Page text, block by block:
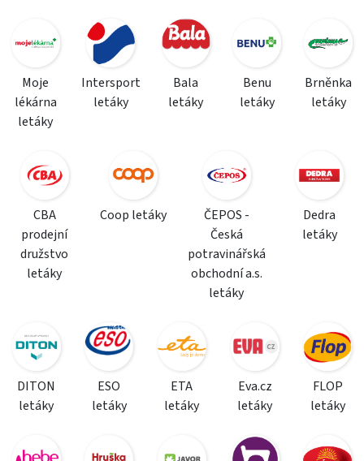
Moje
lékárna
letáky
Intersport
letáky
Bala
letáky
Benu
letáky
Brněnka
letáky
CBA
prodejní
družstvo
letáky
Coop letáky
ČEPOS -
Česká
potravinářská
obchodní a.s.
letáky
Dedra
letáky
DITON
letáky
ESO
letáky
ETA
letáky
Eva.cz
letáky
FLOP
letáky